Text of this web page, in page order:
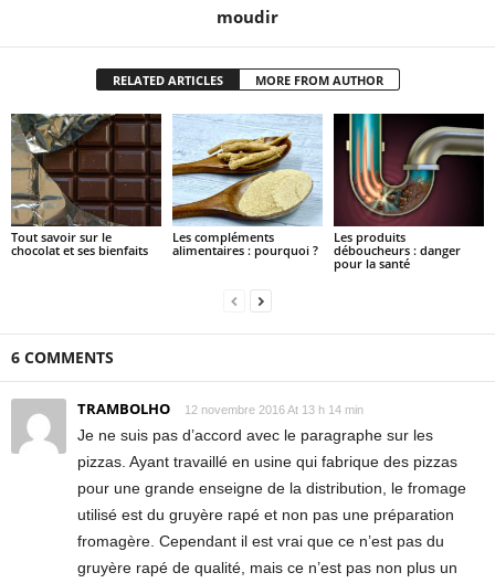
moudir
RELATED ARTICLES MORE FROM AUTHOR
Tout savoir sur le
chocolat et ses bienfaits
Les compléments
alimentaires : pourquoi ?
Les produits
déboucheurs : danger
pour la santé
6 COMMENTS
TRAMBOLHO 12 novembre 2016 At 13 h 14 min
Je ne suis pas d’accord avec le paragraphe sur les
pizzas. Ayant travaillé en usine qui fabrique des pizzas
pour une grande enseigne de la distribution, le fromage
utilisé est du gruyère rapé et non pas une préparation
fromagère. Cependant il est vrai que ce n’est pas du
gruyère rapé de qualité, mais ce n’est pas non plus un